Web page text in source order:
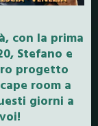
con la prima
Stefano e
progetto
room a
giorni a